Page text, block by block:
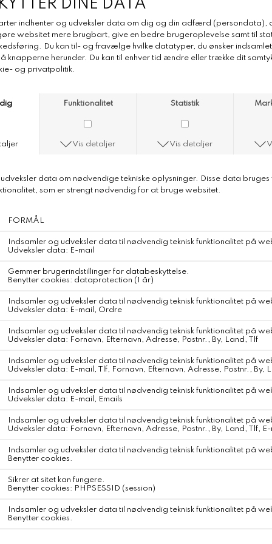
0
Aiayu Sunil Cardigan
WEBSHOP
Fragt og Forsendelse
Handelsbetingelser
Cookies
Fortryd ordre
Opdater dit samtykke
Om Svane Samsø
Åvej 20 - 8305 Samsø
info@svanesamso.dk
TILMELD DIG VORES